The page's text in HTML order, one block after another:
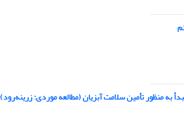
منظور تأمین سلامت آبزیان (مطالعه موردی: زرینه‌رود)